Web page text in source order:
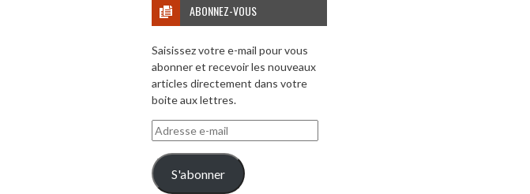
ABONNEZ-VOUS
Saisissez votre e-mail pour vous
abonner et recevoir les nouveaux
articles directement dans votre
boite aux lettres.
Adresse
e-
mail
S'abonner